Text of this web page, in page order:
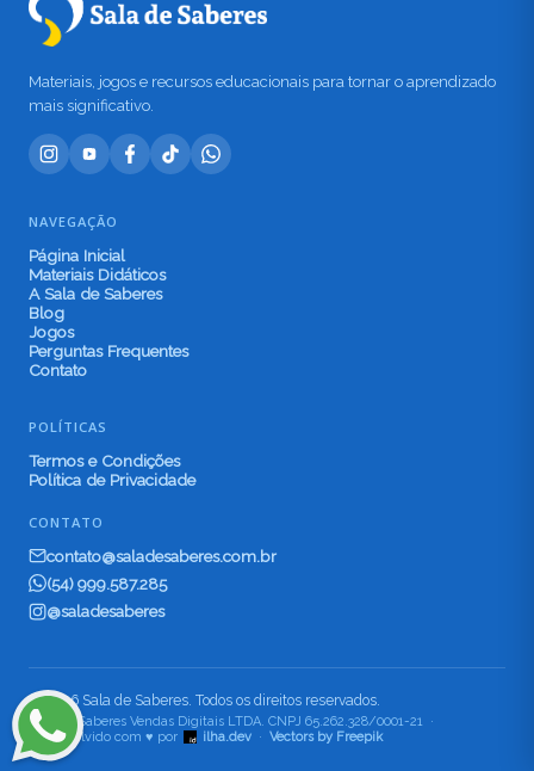
Materiais, jogos e recursos educacionais para tornar o aprendizado
mais significativo.
NAVEGAÇÃO
Página Inicial
Materiais Didáticos
A Sala de Saberes
Blog
Jogos
Perguntas Frequentes
Contato
POLÍTICAS
Termos e Condições
Política de Privacidade
CONTATO
contato@saladesaberes.com.br
(54) 999.587.285
@saladesaberes
© 2026 Sala de Saberes. Todos os direitos reservados.
Sala de Saberes Vendas Digitais LTDA. CNPJ 65.262.328/0001-21 ·
Desenvolvido com ♥ por
ilha.dev · Vectors by Freepik